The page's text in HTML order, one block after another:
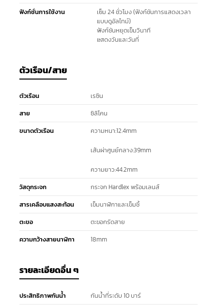
ฟังก์ชั่นการใช้งาน
เข็ม 24 ชั่วโมง (ฟังก์ชันการแสดงเวลา
แบบดูอัลไทม์)
ฟังก์ชันหยุดเข็มวินาที
แสดงวันและวันที่
ตัวเรือน/สาย
ตัวเรือน
เรซิน
สาย
ซิลิโคน
ขนาดตัวเรือน
ความหนา:12.4mm
เส้นผ่าศูนย์กลาง:39mm
ความยาว:44.2mm
วัสดุกระจก
กระจก Hardlex พร้อมเลนส์
สารเคลือบแสงสะท้อน
เข็มนาฬิกาและเข็มชี้
ตะขอ
ตะขอกรัดสาย
ความกว้างสายนาฬิกา
18mm
รายละเอียดอื่น ๆ
ประสิทธิภาพกันน้ำ กันน้ำที่ระดับ 10 บาร์